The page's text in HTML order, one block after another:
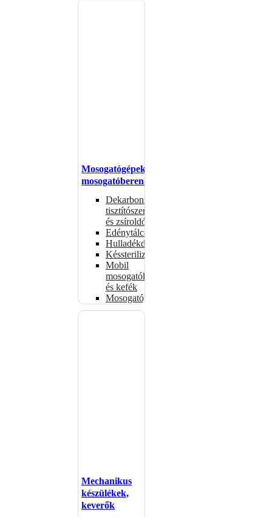
Mosogatógépek,
mosogatóberendezések
Dekarbonizáló
tisztítószerek
és zsíroldók
Edénytálcák
Hulladékdarálók
Késsterilizátorok
Mobil
mosogatók
és kefék
Mosogatógépkosarak
Mechanikus
készülékek,
keverők